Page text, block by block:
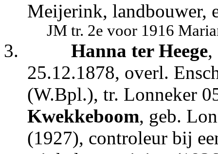
Meijerink, landbouwer,
JM tr. 2e voor 1916
3. Hanna ter Heege,
25.12.1878, overl.
(W.Bpl.), tr. Lonneker
Kwekkeboom, geb.
(1927), controleur bij